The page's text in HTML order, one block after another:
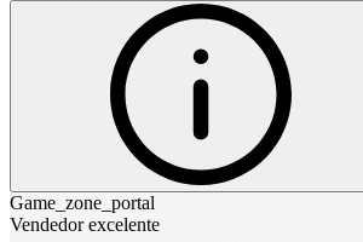
Game_zone_portal
Vendedor excelente